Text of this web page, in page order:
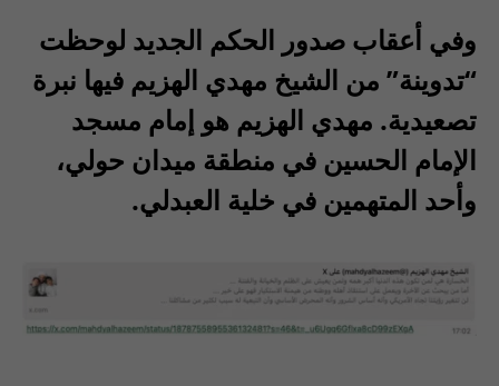
وفي أعقاب صدور الحكم الجديد لوحظت
“تدوينة” من الشيخ مهدي الهزيم فيها نبرة
تصعيدية. مهدي الهزيم هو إمام مسجد
الإمام الحسين في منطقة ميدان حولي،
وأحد المتهمين في خلية العبدلي.